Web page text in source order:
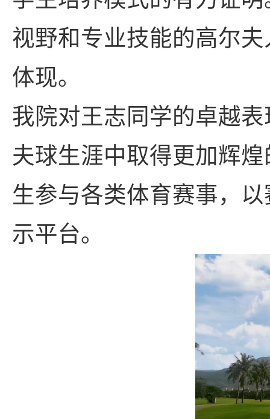
视野和专业技能的高尔
体现。
我院对王志同学的卓越
夫球生涯中取得更加辉
生参与各类体育赛事，
示平台。